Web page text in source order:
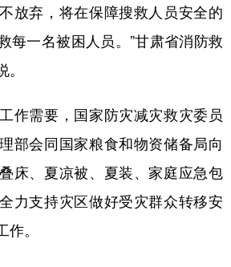
放弃，将在保障搜救人员安全的
每一名被困人员。”甘肃省消防救
。
需要，国家防灾减灾救灾委员
部会同国家粮食和物资储备局向
床、夏凉被、夏装、家庭应急包
力支持灾区做好受灾群众转移安
作。